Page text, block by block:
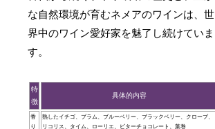
な自然環境が育むネメアのワインは、世
界中のワイン愛好家を魅了し続けていま
す。
特
徴
具体的内容
香
り
熟したイチゴ、プラム、ブルーベリー、ブラックベリー、クローブ、
リコリス、タイム、ローリエ、ビターチョコレート、葉巻